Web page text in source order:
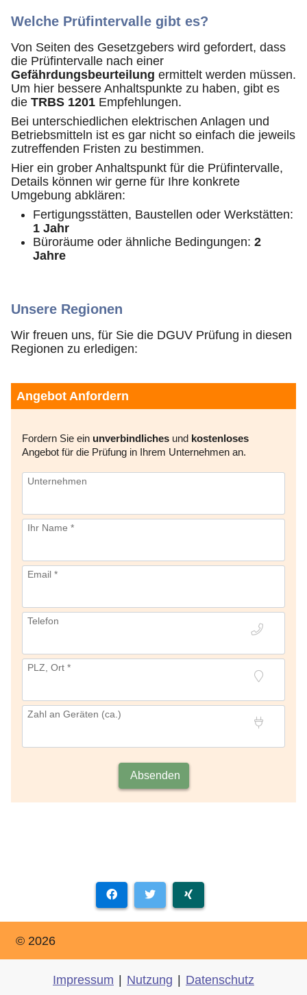
Welche Prüfintervalle gibt es?
Von Seiten des Gesetzgebers wird gefordert, dass
die Prüfintervalle nach einer
Gefährdungsbeurteilung ermittelt werden müssen.
Um hier bessere Anhaltspunkte zu haben, gibt es
die TRBS 1201 Empfehlungen.
Bei unterschiedlichen elektrischen Anlagen und
Betriebsmitteln ist es gar nicht so einfach die jeweils
zutreffenden Fristen zu bestimmen.
Hier ein grober Anhaltspunkt für die Prüfintervalle,
Details können wir gerne für Ihre konkrete
Umgebung abklären:
Fertigungsstätten, Baustellen oder Werkstätten:
1 Jahr
Büroräume oder ähnliche Bedingungen: 2
Jahre
Unsere Regionen
Wir freuen uns, für Sie die DGUV Prüfung in diesen
Regionen zu erledigen:
Angebot Anfordern
Fordern Sie ein unverbindliches und kostenloses
Angebot für die Prüfung in Ihrem Unternehmen an.
Unternehmen
Ihr Name *
Email *
Telefon
PLZ, Ort *
Zahl an Geräten (ca.)
Absenden
© 2026
Impressum Nutzung Datenschutz